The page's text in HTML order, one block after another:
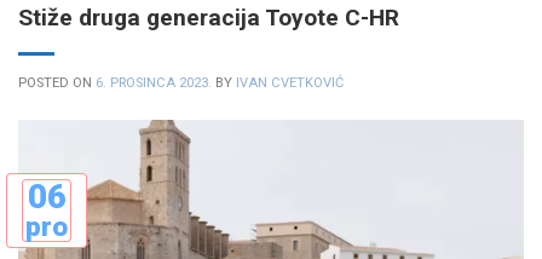
Stiže druga generacija Toyote C-HR
POSTED ON 6. PROSINCA 2023. BY IVAN CVETKOVIĆ
06
pro